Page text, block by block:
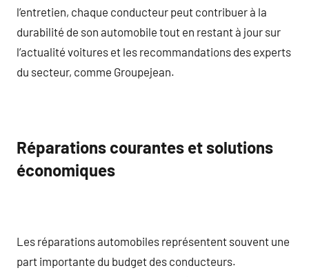
l’entretien, chaque conducteur peut contribuer à la
durabilité de son automobile tout en restant à jour sur
l’actualité voitures et les recommandations des experts
du secteur, comme Groupejean.
Réparations courantes et solutions
économiques
Les réparations automobiles représentent souvent une
part importante du budget des conducteurs.